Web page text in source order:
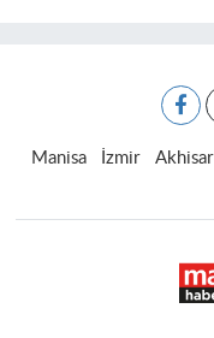
Manisa İzmir Akhisar